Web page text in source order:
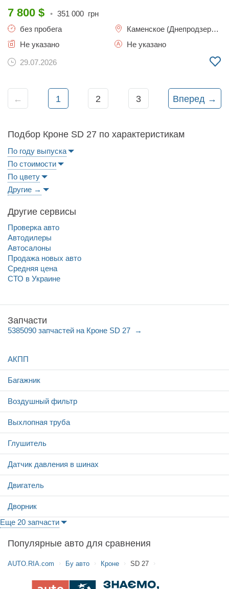
7 800 $ • 351 000 грн
без пробега
Каменское (Днепродзержинск)
Не указано
Не указано
29.07.2026
← 1 2 3 Вперед →
Подбор Кроне SD 27 по характеристикам
По году выпуска
По стоимости
По цвету
Другие →
Другие сервисы
Проверка авто
Автодилеры
Автосалоны
Продажа новых авто
Средняя цена
СТО в Украине
Запчасти
5385090 запчастей на Кроне SD 27
АКПП
Багажник
Воздушный фильтр
Выхлопная труба
Глушитель
Датчик давления в шинах
Двигатель
Дворник
Еще 20 запчасти
Популярные авто для сравнения
AUTO.RIA.com Бу авто Кроне SD 27